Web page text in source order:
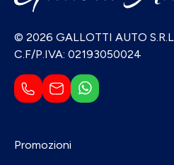
© 2026 GALLOTTI AUTO S.R.L.
C.F/P.IVA: 02193050024
Promozioni